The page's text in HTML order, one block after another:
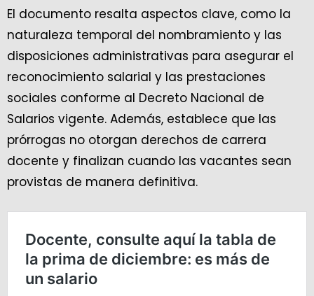
El documento resalta aspectos clave, como la
naturaleza temporal del nombramiento y las
disposiciones administrativas para asegurar el
reconocimiento salarial y las prestaciones
sociales conforme al Decreto Nacional de
Salarios vigente. Además, establece que las
prórrogas no otorgan derechos de carrera
docente y finalizan cuando las vacantes sean
provistas de manera definitiva.